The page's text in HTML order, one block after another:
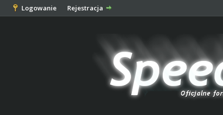
Logowanie Rejestracja